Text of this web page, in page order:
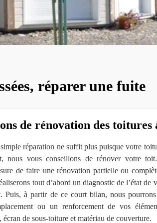
réparer une fuite
de rénovation des toitures
réparation ne suffit plus puisque votre
nous vous conseillons de rénover votre
de faire une rénovation partielle ou
tout d’abord un diagnostic de l’état de
Puis, à partir de ce court bilan, nous pourrons
ou un renforcement de vos
de sous-toiture et matériau de couverture.